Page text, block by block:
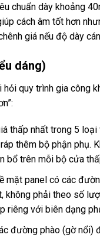
chuẩn dày khoảng
cách âm tốt hơn
giá nếu độ dày
dáng)
quy trình gia công
thấp nhất trong 5 loại
thêm bộ phận phụ.
bổ trên mỗi bộ cửa
mặt panel có các
không phải theo số
riêng với biên dạng
đường phào (gờ nổi)